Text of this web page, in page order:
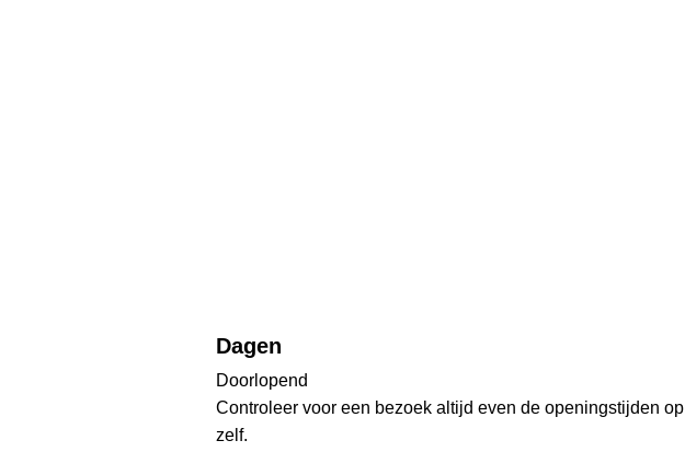
Dagen
Doorlopend
Controleer voor een bezoek altijd even de openingstijden
zelf.